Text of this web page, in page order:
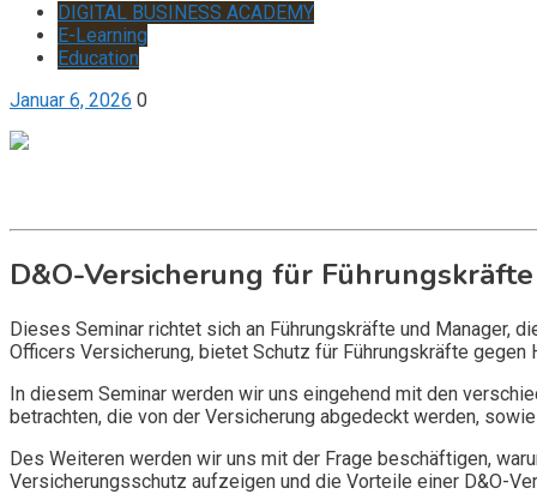
DIGITAL BUSINESS ACADEMY
E-Learning
Education
Januar 6, 2026 0
D&O-Versicherung für
Dieses Seminar richtet sich an Führungskräfte und Manager,
Officers Versicherung, bietet Schutz für Führungskräfte
In diesem Seminar werden wir uns eingehend mit den
betrachten, die von der Versicherung abgedeckt werden,
Des Weiteren werden wir uns mit der Frage beschäftigen,
Versicherungsschutz aufzeigen und die Vorteile einer D&O-